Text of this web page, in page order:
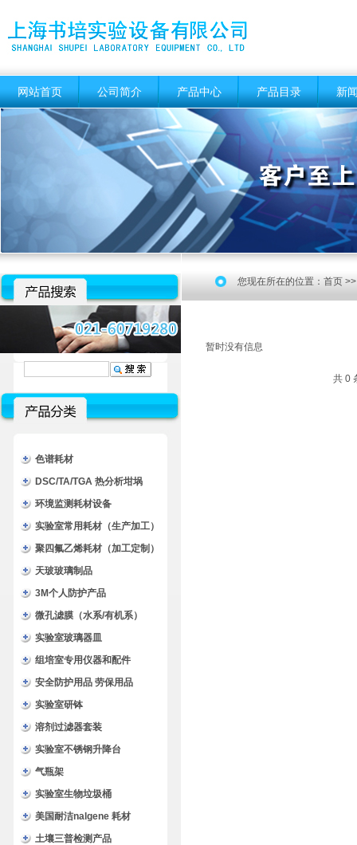
网站首页 公司简介 产品中心 产品目录 新
色谱耗材
DSC/TA/TGA 热分析坩埚
环境监测耗材设备
实验室常用耗材（生产加工）
聚四氟乙烯耗材（加工定制）
天玻玻璃制品
3M个人防护产品
微孔滤膜（水系/有机系）
实验室玻璃器皿
组培室专用仪器和配件
安全防护用品 劳保用品
实验室研钵
溶剂过滤器套装
实验室不锈钢升降台
气瓶架
实验室生物垃圾桶
美国耐洁nalgene 耗材
土壤三普检测产品
您现在所在的位置： 首页
暂时没有信息
共 0